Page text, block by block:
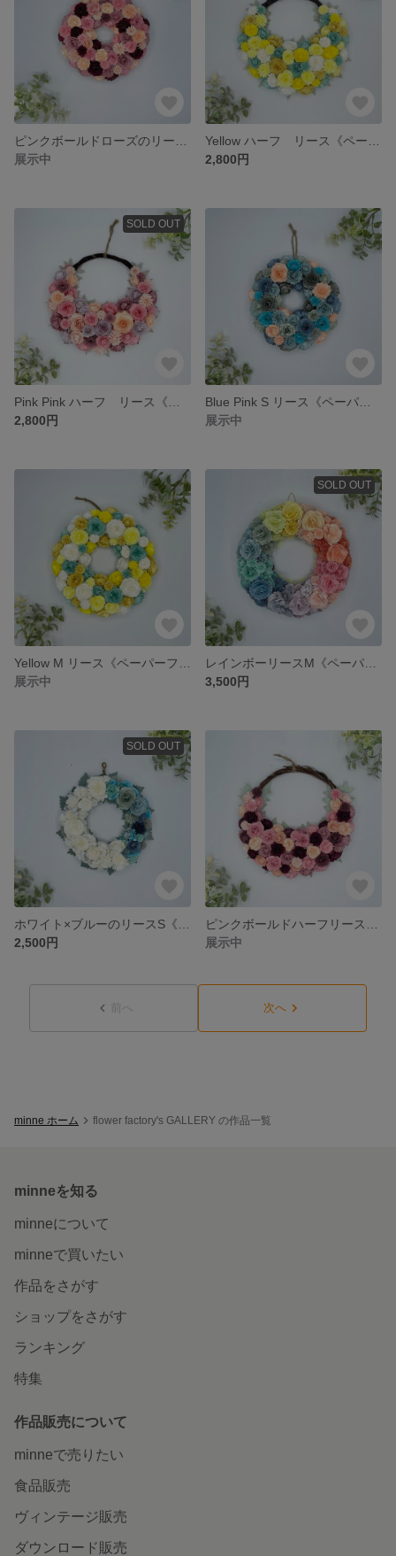
展示中
2,800円
SOLD OUT
2,800円
展示中
展示中
SOLD OUT
3,500円
SOLD OUT
2,500円
展示中
前へ 次へ
minne ホーム flower factory's GALLERY の作品一覧
minneを知る
minneについて
minneで買いたい
作品をさがす
ショップをさがす
ランキング
特集
作品販売について
minneで売りたい
食品販売
ヴィンテージ販売
ダウンロード販売